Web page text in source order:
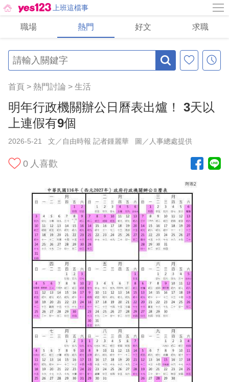
上班這檔事
職場 熱門 好文 求職
首頁 > 熱門討論 > 生活
明年行政機關辦公日曆表出爐！ 3天以
上連假有9個
2026-5-21 文／自由時報 記者鍾麗華 圖／人事總處提供
0 人喜歡